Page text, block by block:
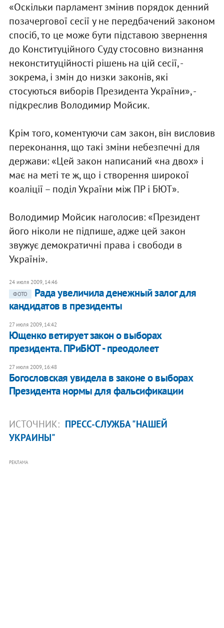
«Оскільки парламент змінив порядок денний
позачергової сесії у не передбачений законом
спосіб, то це може бути підставою звернення
до Конституційного Суду стосовно визнання
неконституційності рішень на цій сесії, -
зокрема, і змін до низки законів, які
стосуються виборів Президента України», -
підкреслив Володимир Мойсик.
Крім того, коментуючи сам закон, він висловив
переконання, що такі зміни небезпечні для
держави: «Цей закон написаний «на двох» і
має на меті те ж, що і створення широкої
коаліції – поділ України між ПР і БЮТ».
Володимир Мойсик наголосив: «Президент
його ніколи не підпише, адже цей закон
звужує демократичні права і свободи в
Україні».
24 июля 2009, 14:46
ФОТО
Рада увеличила денежный залог для
кандидатов в президенты
27 июля 2009, 14:42
Ющенко ветирует закон о выборах
президента. ПРиБЮТ - преодолеет
27 июля 2009, 16:48
Богословская увидела в законе о выборах
Президента нормы для фальсификации
ИСТОЧНИК: ПРЕСС-СЛУЖБА "НАШЕЙ
УКРАИНЫ"
РЕКЛАМА